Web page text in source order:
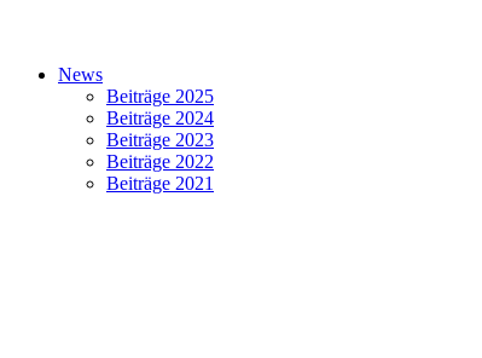
News
Beiträge 2025
Beiträge 2024
Beiträge 2023
Beiträge 2022
Beiträge 2021